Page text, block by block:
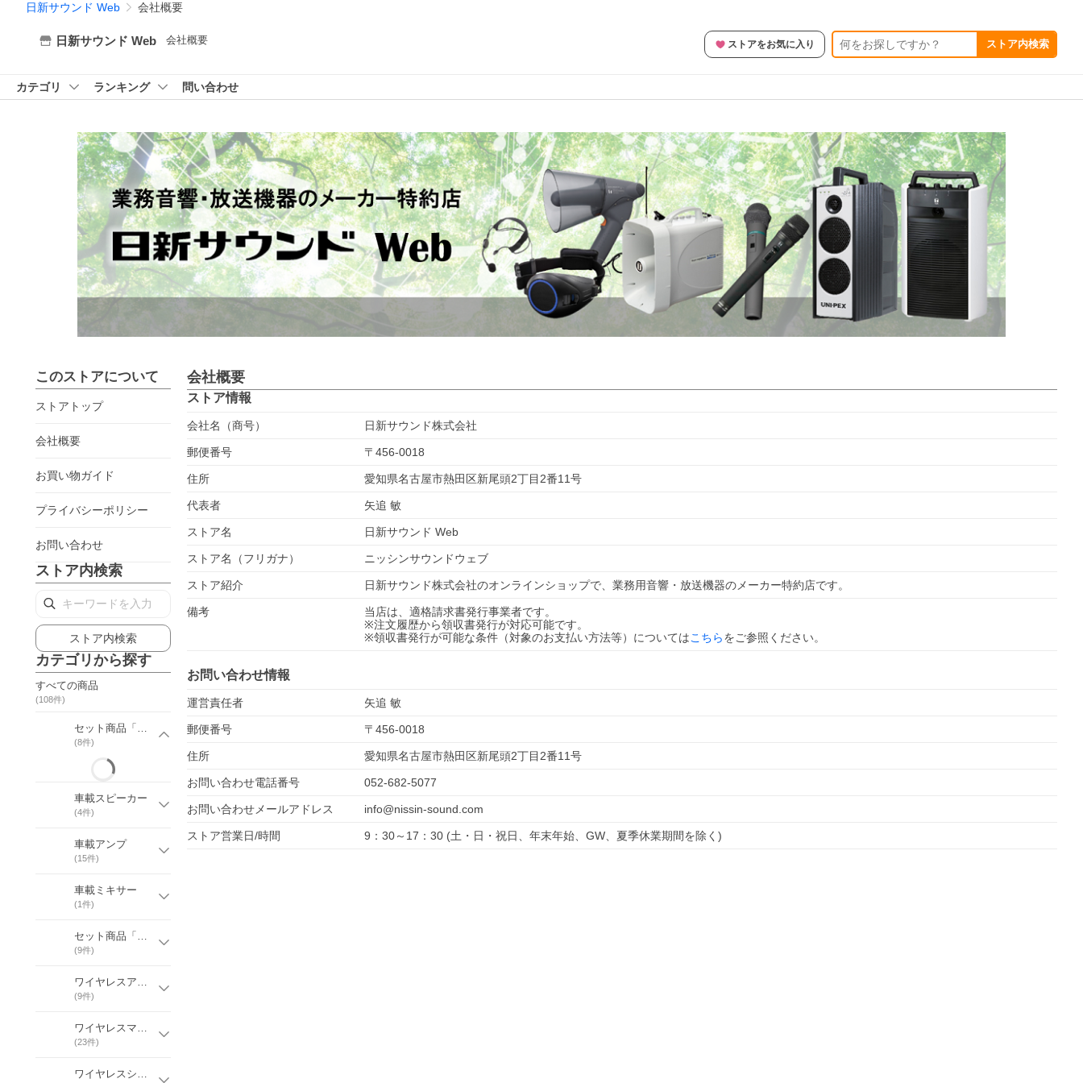
日新サウンド Web 会社概要
日新サウンド Web 会社概要 ストアをお気に入り ストア内検索
カテゴリ ランキング 問い合わせ
このストアについて
ストアトップ
会社概要
お買い物ガイド
プライバシーポリシー
お問い合わせ
ストア内検索
ストア内検索
カテゴリから探す
すべての商品
(108件)
セット商品「車載音響」
(8件)
車載スピーカー
(4件)
車載アンプ
(15件)
車載ミキサー
(1件)
セット商品「ワイヤレスアンプ」
(9件)
ワイヤレスアンプ
(9件)
ワイヤレスマイク
(23件)
ワイヤレスシステム
会社概要
ストア情報
会社名（商号） 日新サウンド株式会社
郵便番号 〒 456-0018
住所 愛知県名古屋市熱田区新尾頭2丁目2番11号
代表者 矢追 敏
ストア名 日新サウンド Web
ストア名（フリガナ） ニッシンサウンドウェブ
ストア紹介 日新サウンド株式会社のオンラインショップで、業務用音響・放送機器のメーカー特約店です。
備考
当店は、適格請求書発行事業者です。
※注文履歴から領収書発行が対応可能です。
※領収書発行が可能な条件（対象のお支払い方法等）についてはこちらをご参照ください。
お問い合わせ情報
運営責任者 矢追 敏
郵便番号 〒 456-0018
住所 愛知県名古屋市熱田区新尾頭2丁目2番11号
お問い合わせ電話番号 052-682-5077
お問い合わせメールアドレス info@nissin-sound.com
ストア営業日/時間 9：30～17：30 (土・日・祝日、年末年始、GW、夏季休業期間を除く)